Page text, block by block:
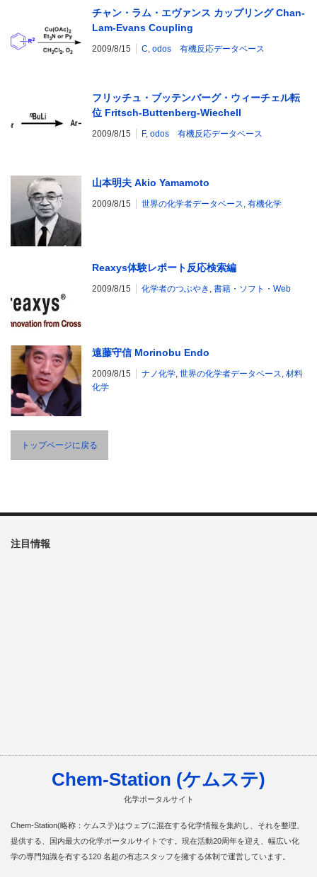
チャン・ラム・エヴァンス カップリング Chan-
Lam-Evans Coupling
2009/8/15 C, odos 有機反応データベース
フリッチュ・ブッテンバーグ・ウィーチェル転
位 Fritsch-Buttenberg-Wiechell
Rearrangement
2009/8/15 F, odos 有機反応データベース
山本明夫 Akio Yamamoto
2009/8/15 世界の化学者データベース, 有機化学
Reaxys体験レポート反応検索編
2009/8/15 化学者のつぶやき , 書籍・ソフト・Web
遠藤守信 Morinobu Endo
2009/8/15 ナノ化学, 世界の化学者データベース, 材料
化学
トップページに戻る
注目情報
Chem-Station (ケムステ)
化学ポータルサイト
Chem-Station(略称：ケムステ)はウェブに混在する化学情報を集約し、それを整理、
提供する、国内最大の化学ポータルサイトです。現在活動20周年を迎え、幅広い化
学の専門知識を有する120 名超の有志スタッフを擁する体制で運営しています。